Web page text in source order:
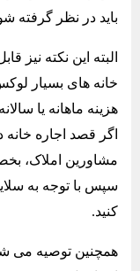
باید در نظر گرفته
البته این نکته نیز
خانه های بسیار
هزینه ماهانه یا
اگر قصد اجاره خانه
مشاورین املاک،
سپس با توجه به
کنید.
همچنین توصیه می